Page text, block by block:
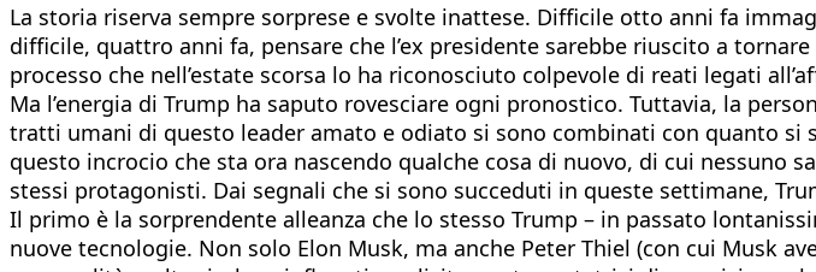
La storia riserva sempre sorprese e svolte inattese. Difficile otto anni fa
difficile, quattro anni fa, pensare che l’ex presidente sarebbe riuscito a
processo che nell’estate scorsa lo ha riconosciuto colpevole di reati legati
Ma l’energia di Trump ha saputo rovesciare ogni pronostico. Tuttavia, la
tratti umani di questo leader amato e odiato si sono combinati con quanto si
questo incrocio che sta ora nascendo qualche cosa di nuovo, di cui
stessi protagonisti. Dai segnali che si sono succeduti in queste settimane,
Il primo è la sorprendente alleanza che lo stesso Trump – in passato
nuove tecnologie. Non solo Elon Musk, ma anche Peter Thiel (con cui Musk